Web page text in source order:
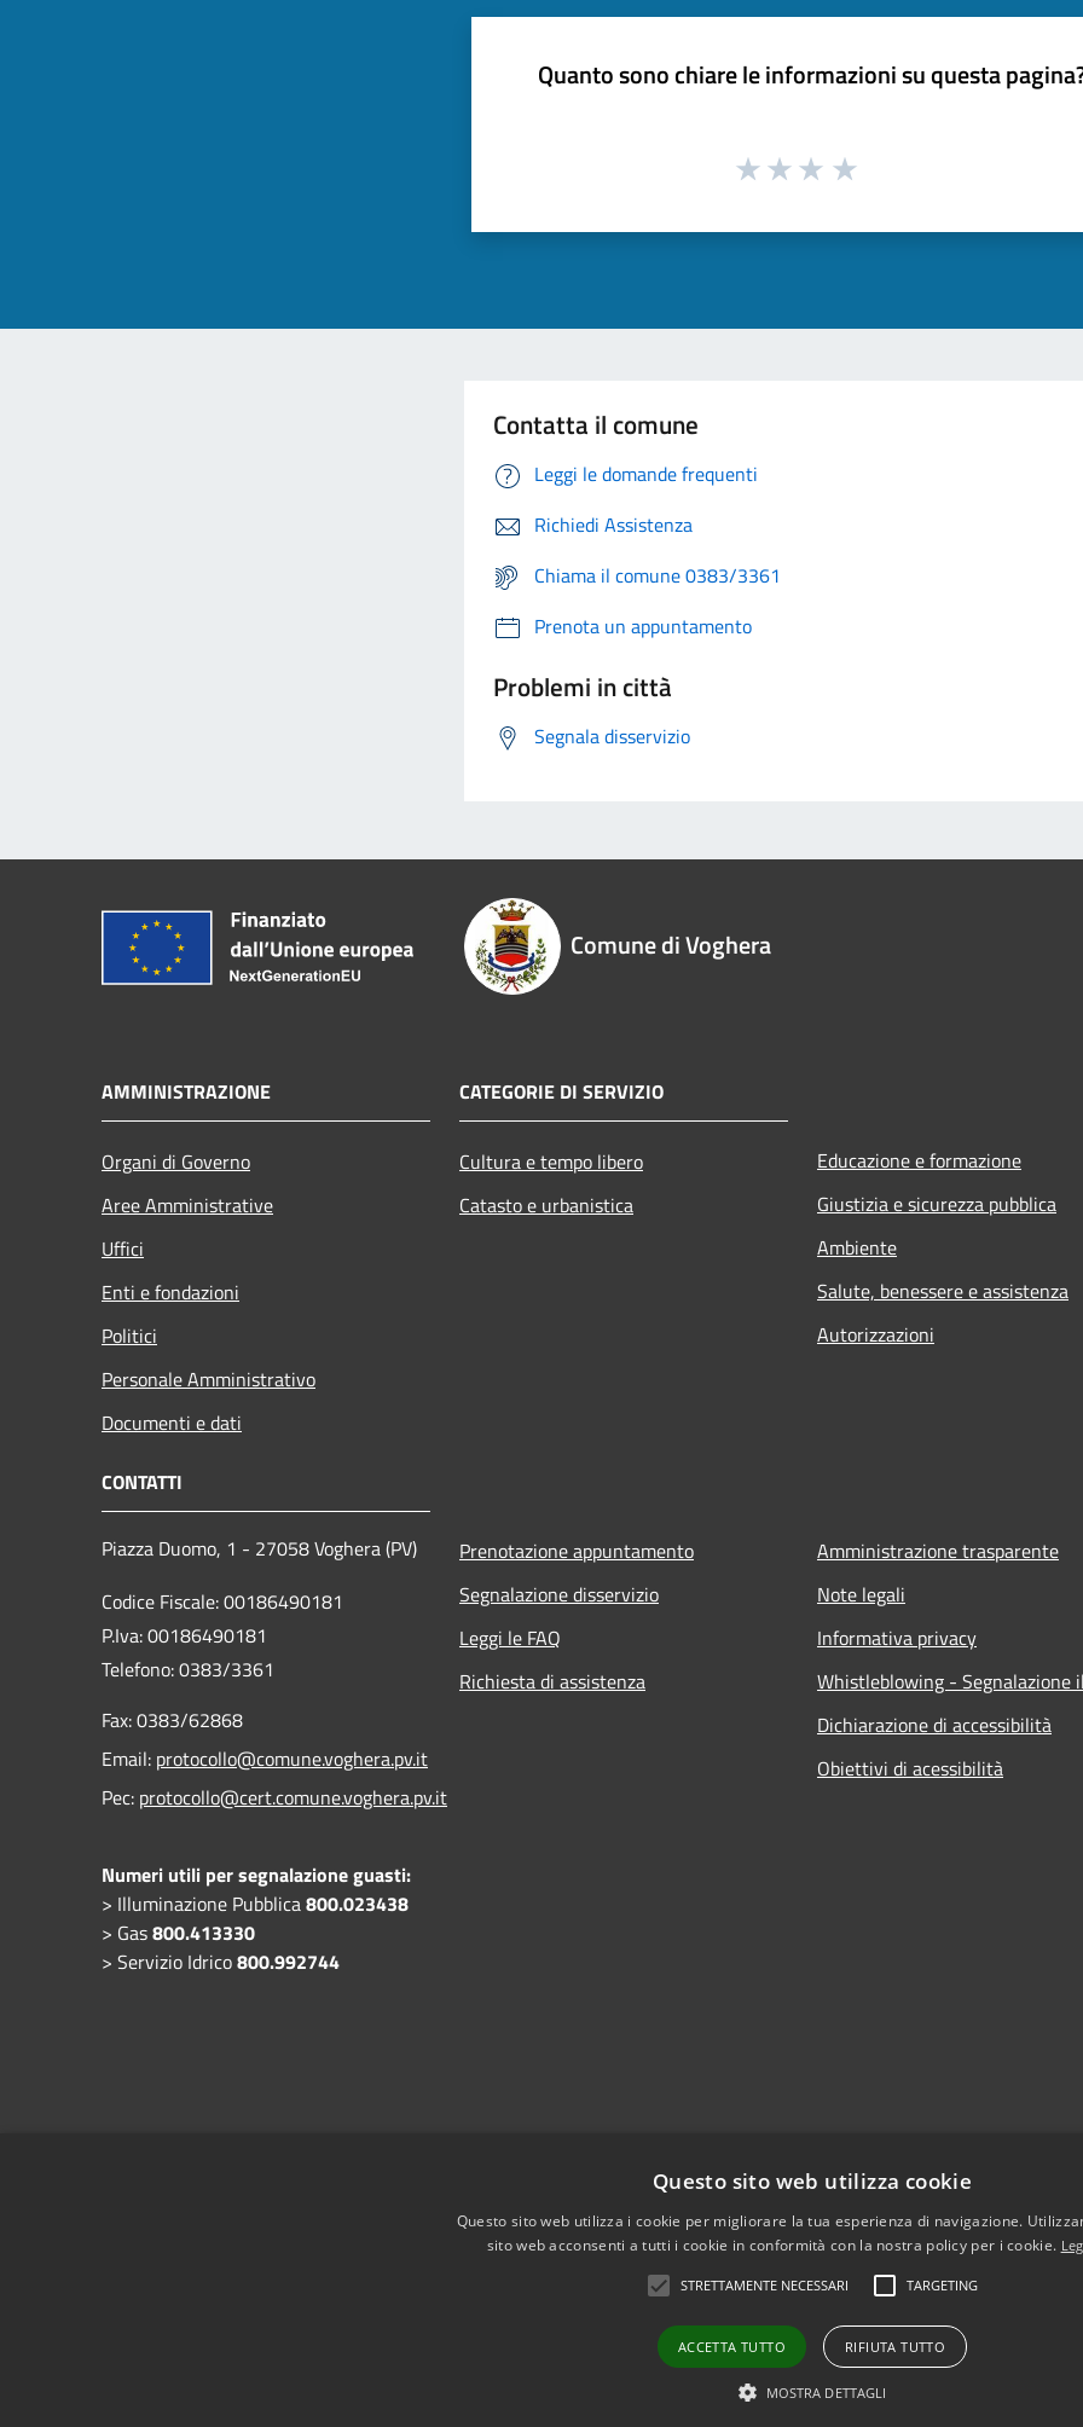
Quanto sono chiare le informazioni su questa
Contatta il comune
Leggi le domande frequenti
Richiedi Assistenza
Chiama il comune 0383/3361
Prenota un appuntamento
Problemi in città
Segnala disservizio
Comune di Voghera
AMMINISTRAZIONE
Organi di Governo
Aree Amministrative
Uffici
Enti e fondazioni
Politici
Personale Amministrativo
Documenti e dati
CATEGORIE DI SERVIZIO
Cultura e tempo libero
Catasto e urbanistica
Educazione e formazione
Giustizia e sicurezza pubblica
Ambiente
Salute, benessere e assistenza
Autorizzazioni
CONTATTI
Piazza Duomo, 1 - 27058 Voghera (PV)
Codice Fiscale: 00186490181
P.Iva: 00186490181
Telefono:0383/3361
Fax:0383/62868
Email: protocollo@comune.voghera.pv.it
Pec: protocollo@cert.comune.voghera.pv.it
Numeri utili per segnalazione guasti:
> Illuminazione Pubblica800.023438
> Gas800.413330
> Servizio Idrico800.992744
Prenotazione appuntamento
Segnalazione disservizio
Leggi le FAQ
Richiesta di assistenza
Amministrazione trasparente
Note legali
Informativa privacy
Whistleblowing - Segnalazione
Dichiarazione di accessibilità
Obiettivi di acessibilità
Copyright © 2026 • Comune
Questo sito web utilizza cookie
Questo sito web utilizza i cookie per migliorare la tua esperienza di navigazione.
sito web acconsenti a tutti i cookie in conformità con la nostra policy per i cookie.
STRETTAMENTE NECESSARI TARGETING
ACCETTA TUTTO RIFIUTA TUTTO
MOSTRA DETTAGLI